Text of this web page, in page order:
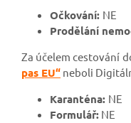
Očkování: NE
Prodělání
Za účelem cestování
pas EU“ neboli
Karanténa: NE
Formulář: NE